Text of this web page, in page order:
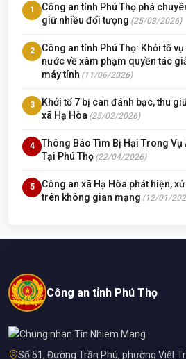
1
Công an tỉnh Phú Thọ phá
giữ nhiều đối tượng (25/03/2026)
2
Công an tỉnh Phú Thọ: Khởi tố
nước về xâm phạm quyền tác
máy tính (11/06/2026)
3
Khởi tố 7 bị can đánh bạc, thu
xã Hạ Hòa (25/02/2026)
4
Thông Báo Tìm Bị Hại Trong Vụ
Tại Phú Thọ (22/04/2026)
5
Công an xã Hạ Hòa phát hiện,
trên không gian mạng (12/01/
Công an tỉnh Phú Thọ
Số 51, Đường Trần Phú, phường Việt